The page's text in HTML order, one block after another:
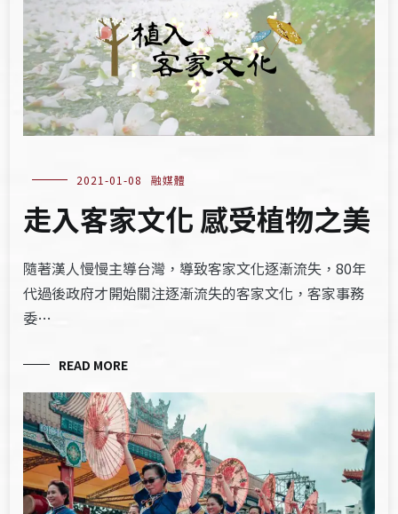
2021-01-08 融媒體
走入客家文化 感受植物之美
隨著漢人慢慢主導台灣，導致客家文化逐漸流失，80年
代過後政府才開始關注逐漸流失的客家文化，客家事務
委…
READ MORE